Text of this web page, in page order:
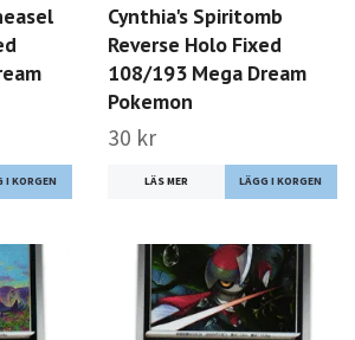
Cynthia's Spiritomb
Reverse Holo Fixed
108/193 Mega Dream
Pokemon
30 kr
LÄS MER